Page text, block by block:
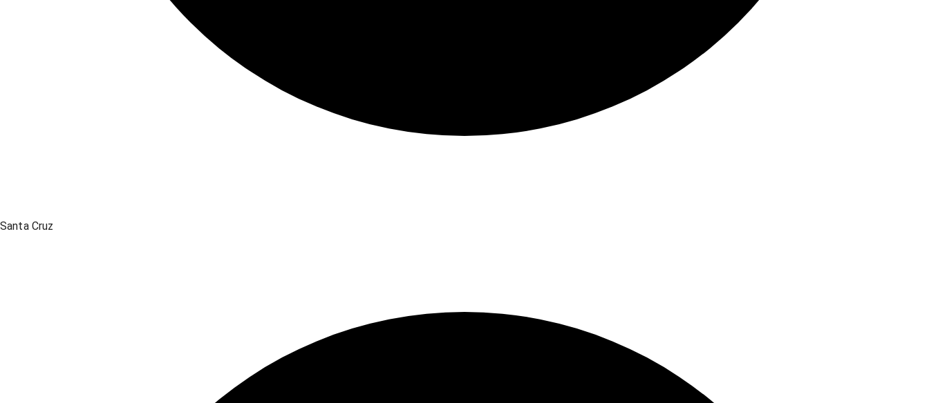
Santa Cruz